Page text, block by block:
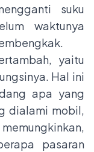
suku
waktunya
yaitu
Hal ini
apa yang
dialami mobil,
pasaran